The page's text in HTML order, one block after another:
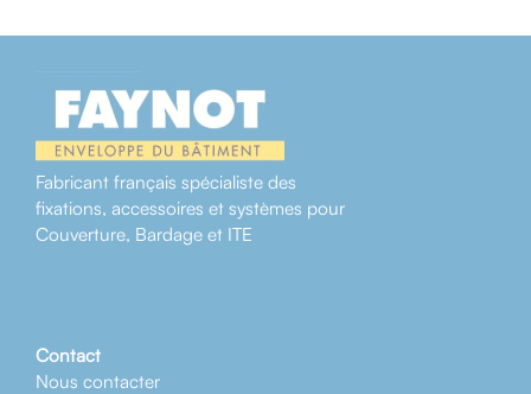
Fabricant français spécialiste des
fixations, accessoires et systèmes pour
Couverture, Bardage et ITE
Contact
Nous contacter